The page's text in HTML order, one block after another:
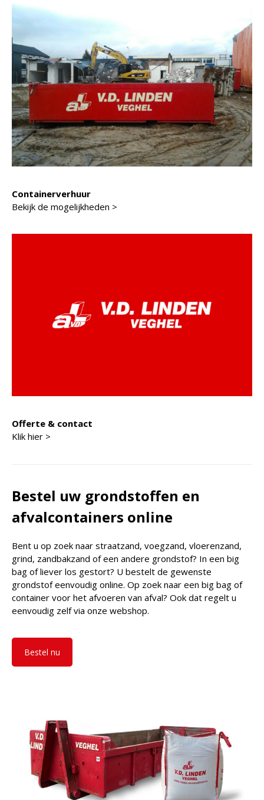
Containerverhuur
Bekijk de mogelijkheden >
Offerte & contact
Klik hier >
Bestel uw grondstoffen en
afvalcontainers online
Bent u op zoek naar straatzand, voegzand, vloerenzand,
grind, zandbakzand of een andere grondstof? In een big
bag of liever los gestort? U bestelt de gewenste
grondstof eenvoudig online. Op zoek naar een big bag of
container voor het afvoeren van afval? Ook dat regelt u
eenvoudig zelf via onze webshop.
Bestel nu